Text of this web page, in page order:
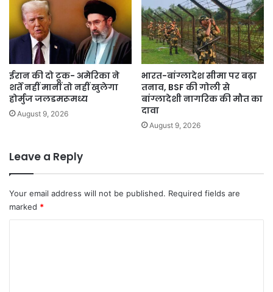
ईरान की दो टूक- अमेरिका ने
शर्तें नहीं मानीं तो नहीं खुलेगा
होर्मुज जलडमरूमध्य
August 9, 2026
भारत-बांग्लादेश सीमा पर बढ़ा
तनाव, BSF की गोली से
बांग्लादेशी नागरिक की मौत का
दावा
August 9, 2026
Leave a Reply
Your email address will not be published. Required fields are
marked *